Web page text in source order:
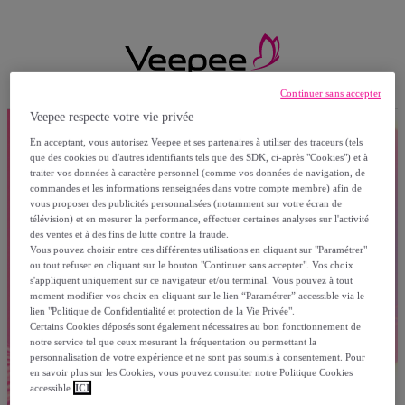
Veepee respecte votre vie privée
En acceptant, vous autorisez Veepee et ses partenaires à utiliser des traceurs (tels
que des cookies ou d'autres identifiants tels que des SDK, ci-après "Cookies") et à
traiter vos données à caractère personnel (comme vos données de navigation, de
commandes et les informations renseignées dans votre compte membre) afin de
vous proposer des publicités personnalisées (notamment sur votre écran de
télévision) et en mesurer la performance, effectuer certaines analyses sur l'activité
des ventes et à des fins de lutte contre la fraude.
Vous pouvez choisir entre ces différentes utilisations en cliquant sur "Paramétrer"
ou tout refuser en cliquant sur le bouton "Continuer sans accepter". Vos choix
s'appliquent uniquement sur ce navigateur et/ou terminal. Vous pouvez à tout
moment modifier vos choix en cliquant sur le lien “Paramétrer” accessible via le
lien "Politique de Confidentialité et protection de la Vie Privée".
Certains Cookies déposés sont également nécessaires au bon fonctionnement de
notre service tel que ceux mesurant la fréquentation ou permettant la
personnalisation de votre expérience et ne sont pas soumis à consentement. Pour
en savoir plus sur les Cookies, vous pouvez consulter notre Politique Cookies
accessible ICI
Continuer sans accepter